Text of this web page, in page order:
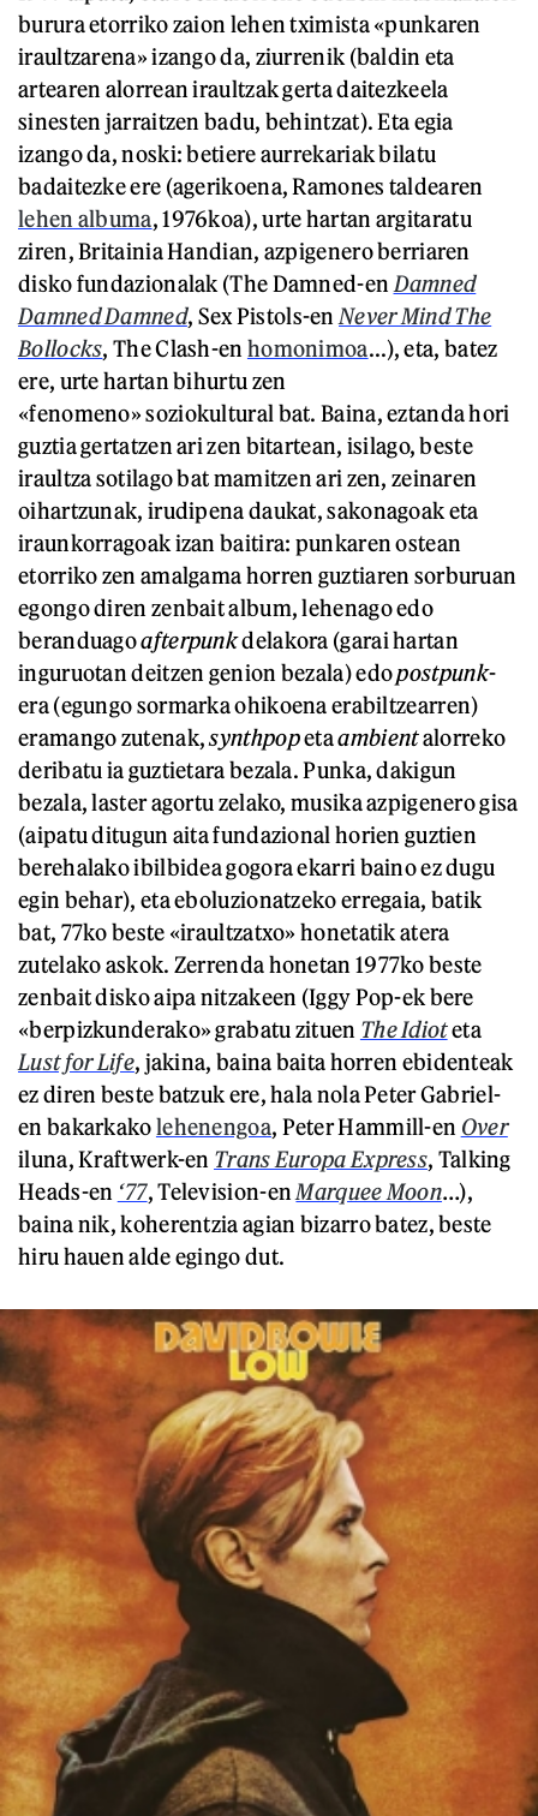
burura etorriko zaion lehen tximista «punkaren
iraultzarena» izango da, ziurrenik (baldin eta
artearen alorrean iraultzak gerta daitezkeela
sinesten jarraitzen badu, behintzat). Eta egia
izango da, noski: betiere aurrekariak bilatu
badaitezke ere (agerikoena, Ramones taldearen
lehen albuma, 1976koa), urte hartan argitaratu
ziren, Britainia Handian, azpigenero berriaren
disko fundazionalak (The Damned-en Damned
Damned Damned, Sex Pistols-en Never Mind The
Bollocks, The Clash-en homonimoa...), eta, batez
ere, urte hartan bihurtu zen
«fenomeno» soziokultural bat. Baina, eztanda hori
guztia gertatzen ari zen bitartean, isilago, beste
iraultza sotilago bat mamitzen ari zen, zeinaren
oihartzunak, irudipena daukat, sakonagoak eta
iraunkorragoak izan baitira: punkaren ostean
etorriko zen amalgama horren guztiaren sorburuan
egongo diren zenbait album, lehenago edo
beranduagoafterpunkdelakora (garai hartan
inguruotan deitzen genion bezala) edopostpunk-
era (egungo sormarka ohikoena erabiltzearren)
eramango zutenak,synthpopetaambientalorreko
deribatu ia guztietara bezala. Punka, dakigun
bezala, laster agortu zelako, musika azpigenero gisa
(aipatu ditugun aita fundazional horien guztien
berehalako ibilbidea gogora ekarri baino ez dugu
egin behar), eta eboluzionatzeko erregaia, batik
bat, 77ko beste «iraultzatxo» honetatik atera
zutelako askok. Zerrenda honetan 1977ko beste
zenbait disko aipa nitzakeen (Iggy Pop-ek bere
«berpizkunderako» grabatu zituen The Idioteta
Lust for Life, jakina, baina baita horren ebidenteak
ez diren beste batzuk ere, hala nola Peter Gabriel-
en bakarkakolehenengoa, Peter Hammill-en Over
iluna, Kraftwerk-en Trans Europa Express, Talking
Heads-en ‘77, Television-en Marquee Moon…),
baina nik, koherentzia agian bizarro batez, beste
hiru hauen alde egingo dut.